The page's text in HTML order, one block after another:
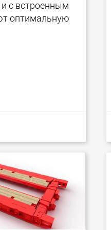
с встроенным
оптимальную